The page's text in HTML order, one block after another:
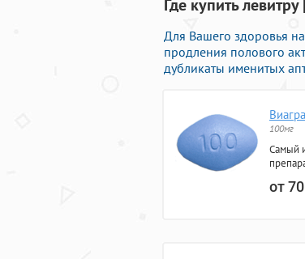
Где купить
Для Вашего здоровья
продления полового
дубликаты именитых
Виагра
100мг
Самый
от